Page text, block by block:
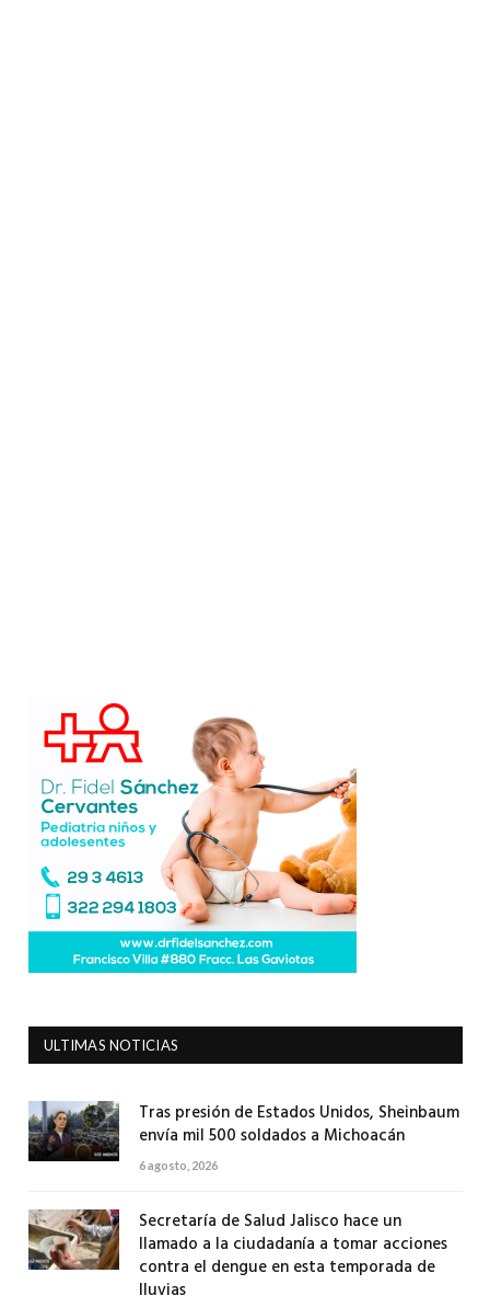
ULTIMAS NOTICIAS
Tras presión de Estados Unidos, Sheinbaum
envía mil 500 soldados a Michoacán
6 agosto, 2026
Secretaría de Salud Jalisco hace un
llamado a la ciudadanía a tomar acciones
contra el dengue en esta temporada de